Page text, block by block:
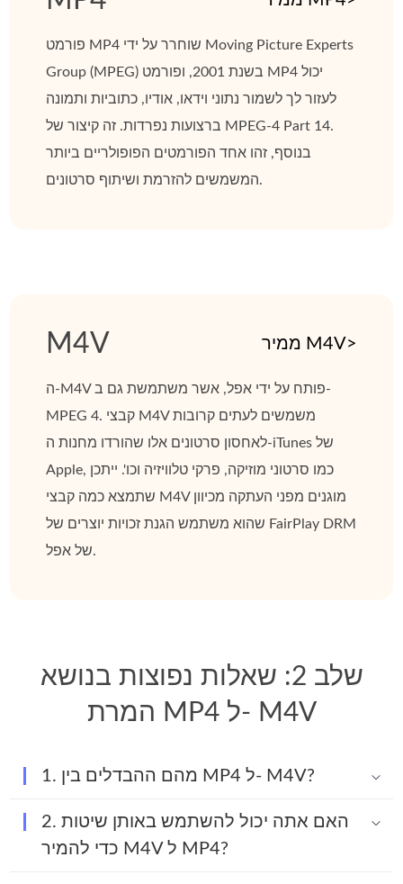
פורמט MP4 שוחרר על ידי Moving Picture Experts
Group (MPEG) בשנת 2001, ופורמט MP4 יכול
לעזור לך לשמור נתוני וידאו, אודיו, כתוביות ותמונה
ברצועות נפרדות. זה קיצור של MPEG-4 Part 14.
בנוסף, זהו אחד הפורמטים הפופולריים ביותר
המשמשים להזרמת ושיתוף סרטונים.
M4V ממיר M4V>
ה-M4V פותח על ידי אפל, אשר משתמשת גם ב-
MPEG 4. קבצי M4V משמשים לעתים קרובות
לאחסון סרטונים אלו שהורדו מחנות ה-iTunes של
Apple, כמו סרטוני מוזיקה, פרקי טלוויזיה וכו'. ייתכן
שתמצא כמה קבצי M4V מוגנים מפני העתקה מכיוון
שהוא משתמש הגנת זכויות יוצרים של FairPlay DRM
של אפל.
שלב 2: שאלות נפוצות בנושא
המרת MP4 ל- M4V
1. מהם ההבדלים בין MP4 ל- M4V?
2. האם אתה יכול להשתמש באותן שיטות
כדי להמיר M4V ל MP4?